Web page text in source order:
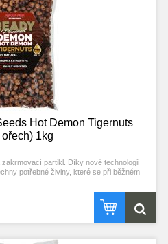
Hot Demon Tigernuts
ořech) 1kg
partikl. Díky nové technologii
potřebné živiny, které se při běžném
zachování jejich maximální atraktivity.
OŘECH Příchuť: HOT DEMON (stejné